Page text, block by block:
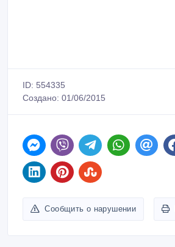
ID: 554335
Создано: 01/06/2015
Сообщить о нарушении